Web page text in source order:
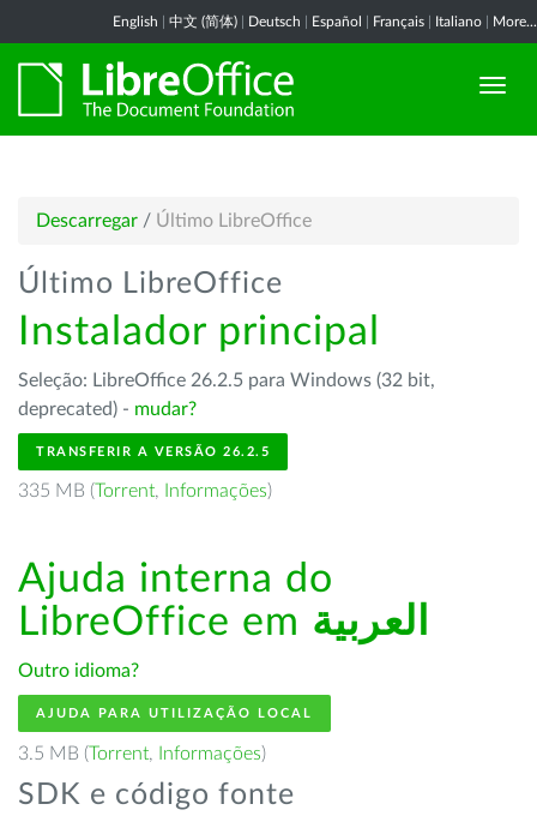
English 中文 (简体) Deutsch Español Français Italiano More...
Descarregar / Último LibreOffice
Último LibreOffice
Instalador principal
Seleção: LibreOffice 26.2.5 para Windows (32 bit,
deprecated) - mudar?
TRANSFERIR A VERSÃO 26.2.5
335 MB (Torrent, Informações)
Ajuda interna do
LibreOffice em العربية
Outro idioma?
AJUDA PARA UTILIZAÇÃO LOCAL
3.5 MB (Torrent, Informações)
SDK e código fonte